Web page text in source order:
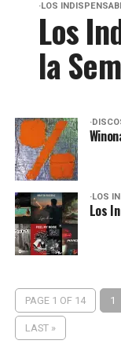
·LOS
Los
la
·LOS
Los
PAGE 1 OF 14 1
LAST »